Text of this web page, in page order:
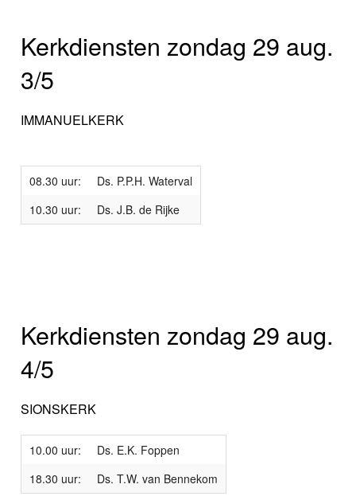
Kerkdiensten zondag 29 aug.
3/5
IMMANUELKERK
08.30 uur:
Ds. P.P.H. Waterval
10.30 uur:
Ds. J.B. de Rijke
Kerkdiensten zondag 29 aug.
4/5
SIONSKERK
10.00 uur:
Ds. E.K. Foppen
18.30 uur:
Ds. T.W. van Bennekom